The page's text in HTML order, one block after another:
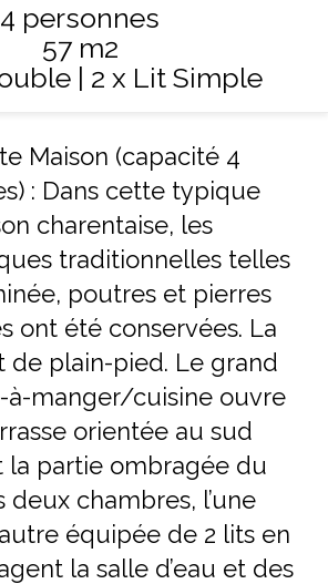
4 personnes
57 m2
| 2 x Lit Simple
Maison (capacité 4
: Dans cette typique
charentaise, les
traditionnelles telles
poutres et pierres
ont été conservées. La
de plain-pied. Le grand
à-manger/cuisine ouvre
orientée au sud
la partie ombragée du
deux chambres, l’une
équipée de 2 lits en
la salle d’eau et des